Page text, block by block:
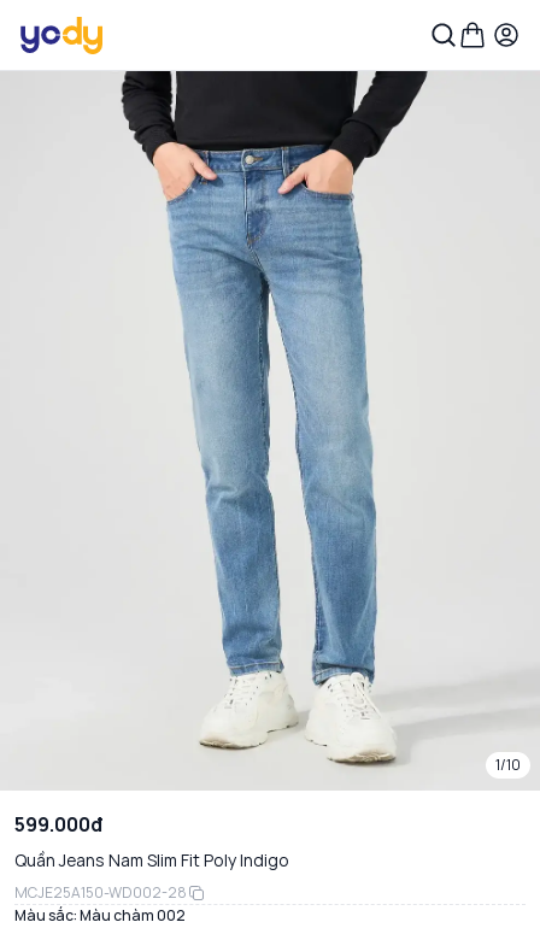
1/10
599.000đ
Quần Jeans Nam Slim Fit Poly Indigo
MCJE25A150-WD002-28
Màu sắc:Màu chàm 002